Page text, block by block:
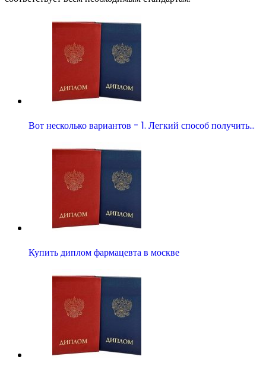
Вот несколько вариантов - 1. Легкий способ получить…
Купить диплом фармацевта в москве